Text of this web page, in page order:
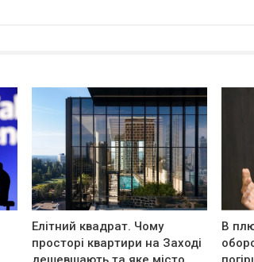
Елітний квадрат. Чому
просторі квартири на Заході
В